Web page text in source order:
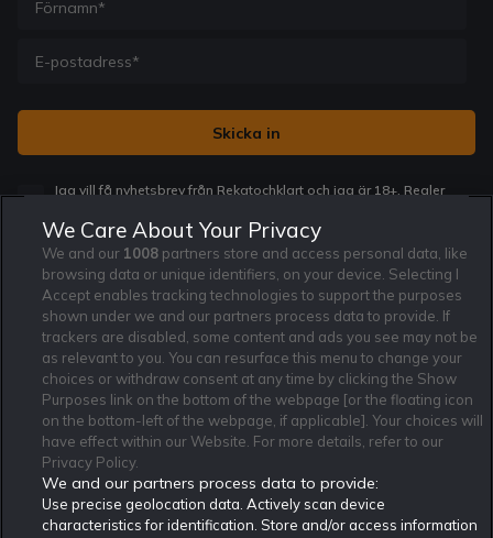
Jag vill få nyhetsbrev från Rekatochklart och jag är 18+. Regler
Rekatochklart.com är Sveriges ledande betting-community. 2017 nominerades
Rekatochklart som en av världens bästa spelinformations-sajter på spelbranschens egen
Oscarsgala EGR Awards.
Affiliate Modell
Kontakta oss
Redaktionen
Ansvarsfullt Spelande
Nyhetsarkiv
Tipsarkiv
Cookie Policy
Användarvilkor
Integritetspolicy
Sportkalender
We Care About Your Privacy
We and our 1008 partners store and access personal data, like
browsing data or unique identifiers, on your device. Selecting I
Accept enables tracking technologies to support the purposes
shown under we and our partners process data to provide. If
trackers are disabled, some content and ads you see may not be
as relevant to you. You can resurface this menu to change your
choices or withdraw consent at any time by clicking the Show
Purposes link on the bottom of the webpage [or the floating icon
on the bottom-left of the webpage, if applicable]. Your choices will
have effect within our Website. For more details, refer to our
Privacy Policy.
We and our partners process data to provide:
Use precise geolocation data. Actively scan device
characteristics for identification. Store and/or access information